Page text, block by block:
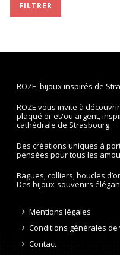
FILTRER
ROZE, bijoux inspirés de
ROZE vous invite à
plaqué or et/ou argent,
cathédrale de Strasbourg.
Des créations uniques à
pensées pour tous les
Bagues, colliers, boucles
Des bijoux-souvenirs
Mentions légales
Conditions générales de
Contact